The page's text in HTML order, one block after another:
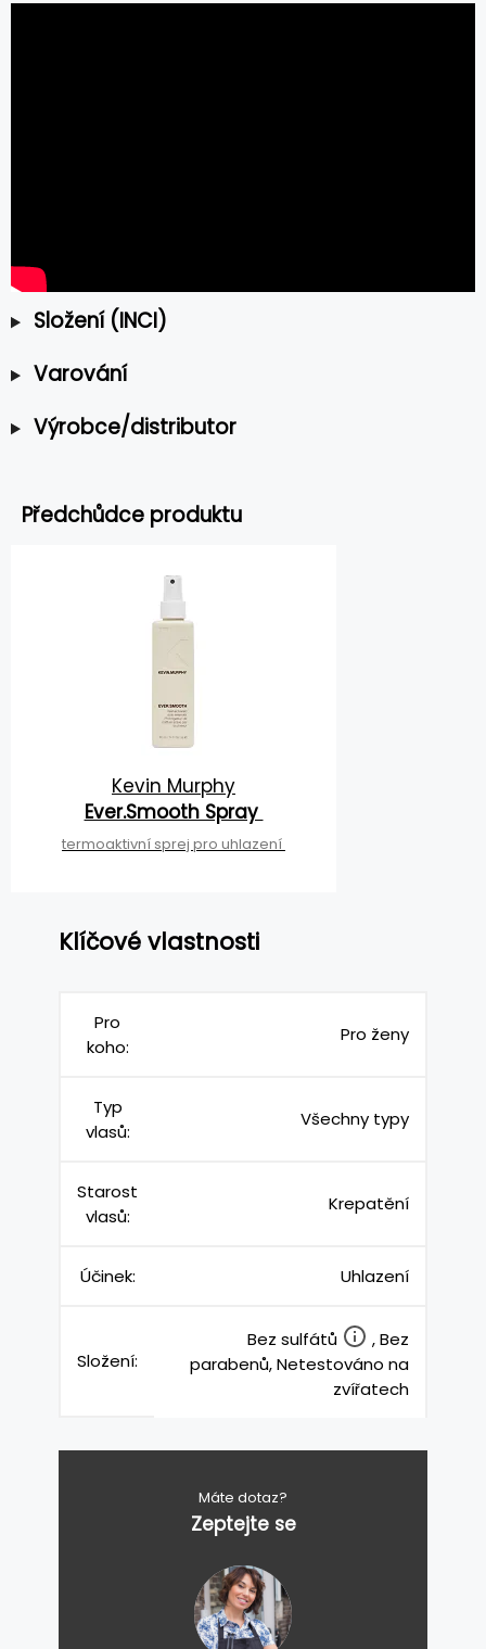
Složení (INCI)
Varování
Výrobce/distributor
Předchůdce produktu
Kevin Murphy
Ever.Smooth Spray
termoaktivní sprej pro uhlazení
Klíčové vlastnosti
Pro
koho:
Pro ženy
Typ
vlasů:
Všechny typy
Starost
vlasů:
Krepatění
Účinek: Uhlazení
Složení:
Bez sulfátů
, Bez
parabenů, Netestováno na
zvířatech
Máte dotaz?
Zeptejte se